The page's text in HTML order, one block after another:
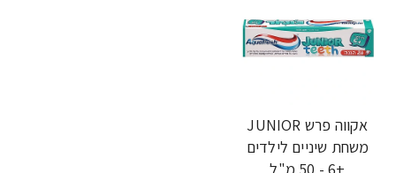
אקווה פרש JUNIOR
משחת שיניים לילדים